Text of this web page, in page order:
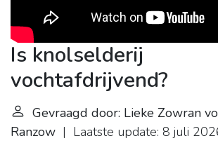
Is knolselderij
vochtafdrijvend?
Gevraagd door: Lieke Zowran
Ranzow | Laatste update: 8 juli